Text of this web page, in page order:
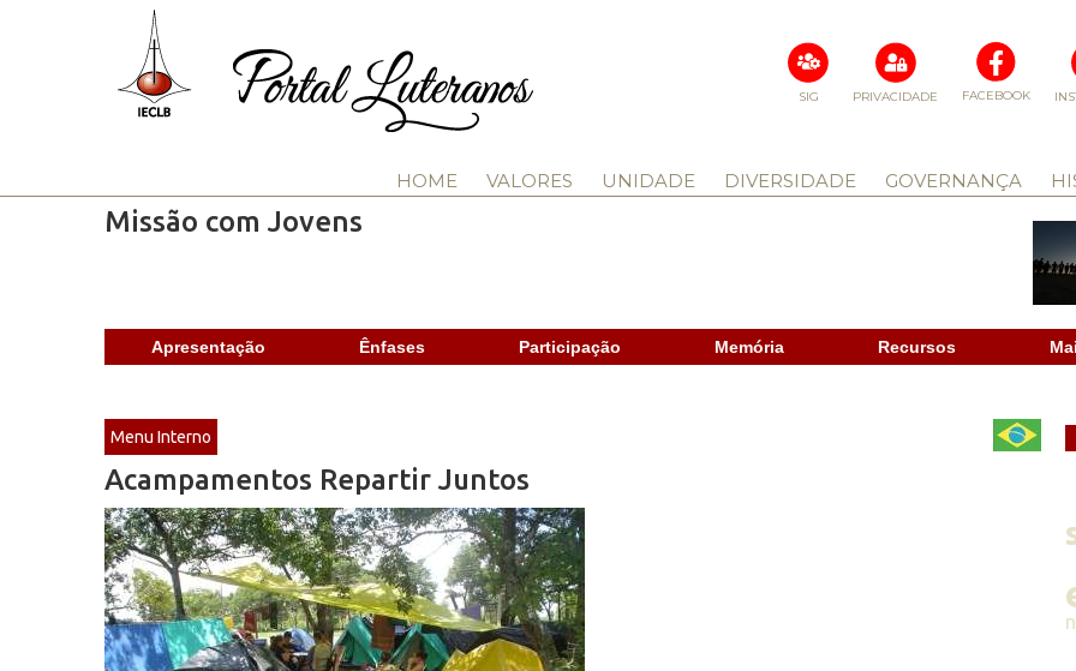
FACEBOOK
PRIVACIDADE
SIG
HOME VALORES UNIDADE DIVERSIDADE GOVERNANÇA
Missão com Jovens
Apresentação Ênfases Participação Memória Recursos
Menu Interno
Acampamentos Repartir Juntos